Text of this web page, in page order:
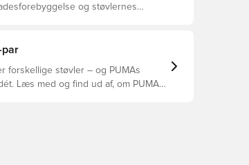
og støvlernes
par
forskellige støvler – og PUMAs
Læs med og find ud af, om PUMA